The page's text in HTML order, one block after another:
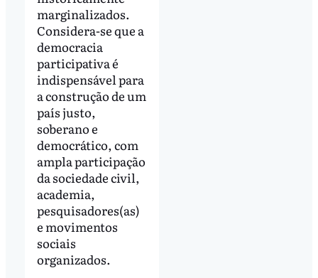
marginalizados.
Considera-se que a
democracia
participativa é
indispensável para
a construção de um
país justo,
soberano e
democrático, com
ampla participação
da sociedade civil,
academia,
pesquisadores(as)
e movimentos
sociais
organizados.